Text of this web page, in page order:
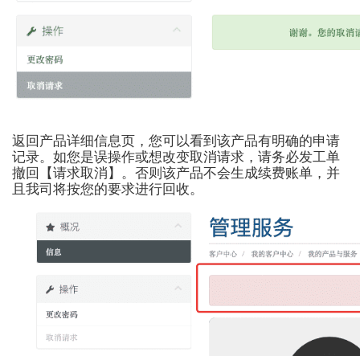
返回产品详细信息页，您可以看到该产品有明确的申请
记录。如您是误操作或想改变取消请求，请务必发工单
撤回【请求取消】。否则该产品不会生成续费账单，并
且我司将按您的要求进行回收。